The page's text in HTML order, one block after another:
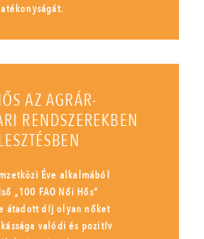
AZ AGRÁR-
RENDSZEREKBEN
Éve alkalmából
„100 FAO Női Hős”
átadott díj olyan nőket
valódi és pozitív